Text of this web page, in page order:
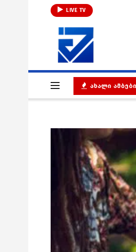
LIVE TV
ᲐᲮᲐᲚᲘ ᲐᲛᲑᲔᲑᲘ